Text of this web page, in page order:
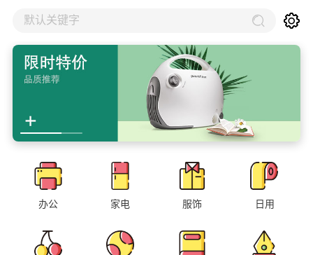
默认关键字
办公 家电 服饰 日用